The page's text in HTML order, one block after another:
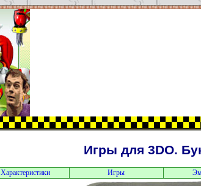
Игры для 3DO.
Характеристики Игры